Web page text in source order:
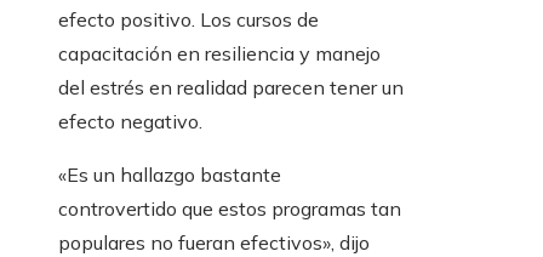
efecto positivo. Los cursos de
capacitación en resiliencia y manejo
del estrés en realidad parecen tener un
efecto negativo.
«Es un hallazgo bastante
controvertido que estos programas tan
populares no fueran efectivos», dijo